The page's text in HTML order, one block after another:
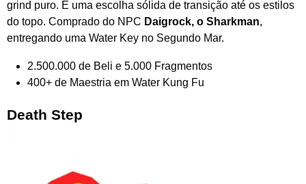
grind puro. É uma escolha sólida de transição até os estilos
do topo. Comprado do NPC Daigrock, o Sharkman,
entregando uma Water Key no Segundo Mar.
2.500.000 de Beli e 5.000 Fragmentos
400+ de Maestria em Water Kung Fu
Death Step